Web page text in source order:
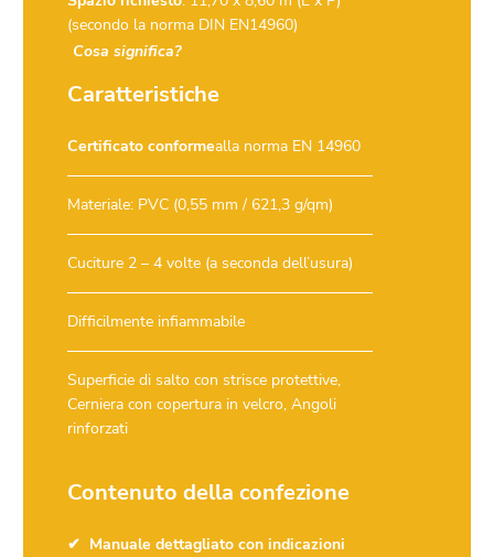
(secondo la norma DIN EN14960)
Cosa significa?
Caratteristiche
Certificato conformealla norma EN 14960
Materiale: PVC (0,55 mm / 621,3 g/qm)
Cuciture 2 – 4 volte (a seconda dell’usura)
Difficilmente infiammabile
Superficie di salto con strisce protettive,
Cerniera con copertura in velcro, Angoli
rinforzati
Contenuto della confezione
Manuale dettagliato con indicazioni